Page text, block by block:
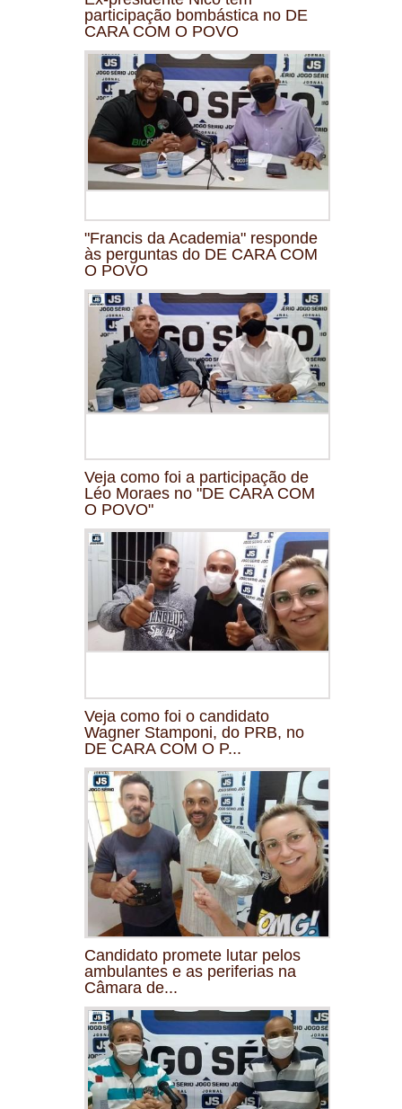
participação bombástica no DE
CARA COM O POVO
"Francis da Academia" responde
às perguntas do DE CARA COM
O POVO
Veja como foi a participação de
Léo Moraes no "DE CARA COM
O POVO"
Veja como foi o candidato
Wagner Stamponi, do PRB, no
DE CARA COM O P...
Candidato promete lutar pelos
ambulantes e as periferias na
Câmara de...